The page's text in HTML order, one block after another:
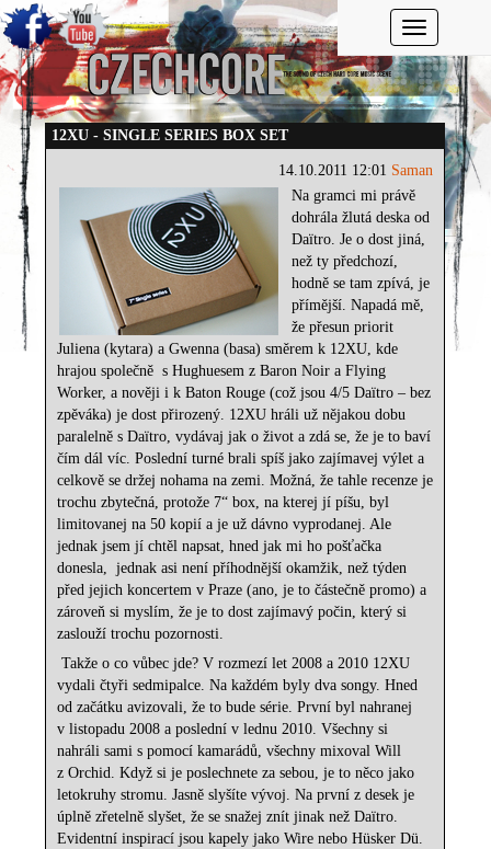
Toggle
12XU - SINGLE SERIES BOX SET
14.10.2011 12:01 Saman
Na gramci mi právě
dohrála žlutá deska od
Daïtro. Je o dost jiná,
než ty předchozí,
hodně se tam zpívá, je
přímější. Napadá mě,
že přesun priorit
Juliena (kytara) a Gwenna (basa) směrem k 12XU, kde
hrajou společně s Hughuesem z Baron Noir a Flying
Worker, a nověji i k Baton Rouge (což jsou 4/5 Daïtro – bez
zpěváka) je dost přirozený. 12XU hráli už nějakou dobu
paralelně s Daïtro, vydávaj jak o život a zdá se, že je to baví
čím dál víc. Poslední turné brali spíš jako zajímavej výlet a
celkově se držej nohama na zemi. Možná, že tahle recenze je
trochu zbytečná, protože 7“ box, na kterej jí píšu, byl
limitovanej na 50 kopií a je už dávno vyprodanej. Ale
jednak jsem jí chtěl napsat, hned jak mi ho pošťačka
donesla,
jednak asi není příhodnější okamžik, než týden
před jejich koncertem v Praze (ano, je to částečně promo) a
zároveň si myslím, že je to dost zajímavý počin, který si
zaslouží trochu pozornosti.
Takže o co vůbec jde? V rozmezí let 2008 a 2010 12XU
vydali čtyři sedmipalce. Na každém byly dva songy. Hned
od začátku avizovali, že to bude série. První byl nahranej
v listopadu 2008 a poslední v lednu 2010. Všechny si
nahráli sami s pomocí kamarádů, všechny mixoval Will
z Orchid. Když si je poslechnete za sebou, je to něco jako
letokruhy stromu. Jasně slyšíte vývoj. Na první z desek je
úplně zřetelně slyšet, že se snažej znít jinak než Daïtro.
Evidentní inspirací jsou kapely jako Wire nebo Hüsker Dü.